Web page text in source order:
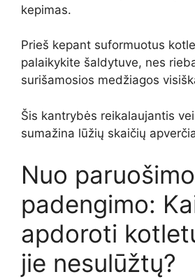
kepimas.
Prieš kepant suformuotus
palaikykite šaldytuve, nes
surišamosios medžiagos
Šis kantrybės reikalaujantis
sumažina lūžių skaičių
Nuo
padengimo:
apdoroti
jie nesulūžtų?